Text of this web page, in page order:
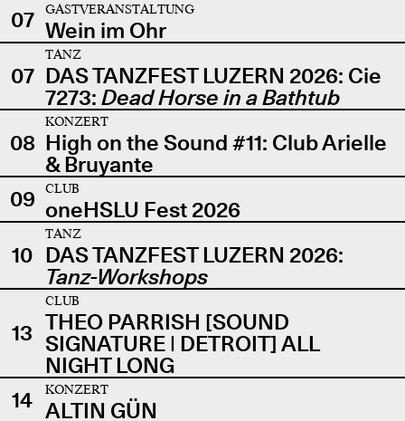
07
GASTVERANSTALTUNG
Wein im Ohr
07
TANZ
DAS TANZFEST LUZERN 2026: Cie
7273: Dead Horse in a Bathtub
08
KONZERT
High on the Sound #11: Club Arielle
& Bruyante
09
CLUB
oneHSLU Fest 2026
10
TANZ
DAS TANZFEST LUZERN 2026:
Tanz-Workshops
13
CLUB
THEO PARRISH [SOUND
SIGNATURE | DETROIT] ALL
NIGHT LONG
14
KONZERT
ALTIN GÜN